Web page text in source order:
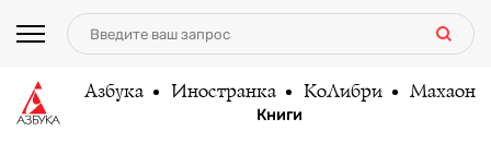
Азбука Иностранка КоЛибри Махаон
Книги